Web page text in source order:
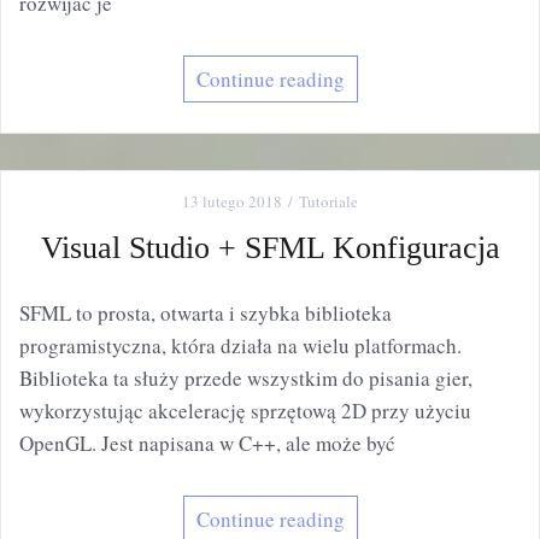
Continue reading
13 lutego 2018 Tutoriale
Visual Studio + SFML Konfiguracja
SFML to prosta, otwarta i szybka biblioteka
programistyczna, która działa na wielu platformach.
Biblioteka ta służy przede wszystkim do pisania gier,
wykorzystując akcelerację sprzętową 2D przy użyciu
OpenGL. Jest napisana w C++, ale może być
Continue reading